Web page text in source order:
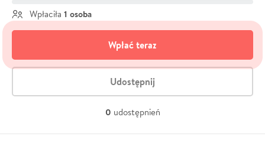
Wpłaciła 1 osoba
Wpłać teraz
Udostępnij
0 udostępnień